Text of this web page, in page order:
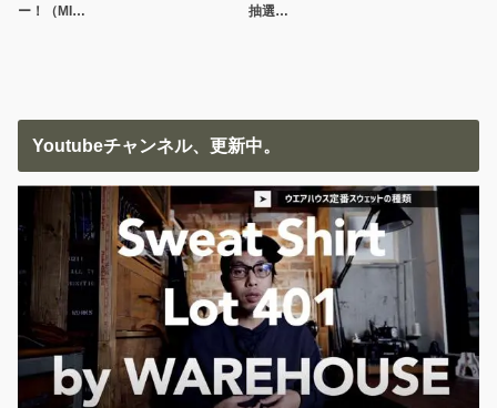
ー！（MI…
抽選…
Youtubeチャンネル、更新中。